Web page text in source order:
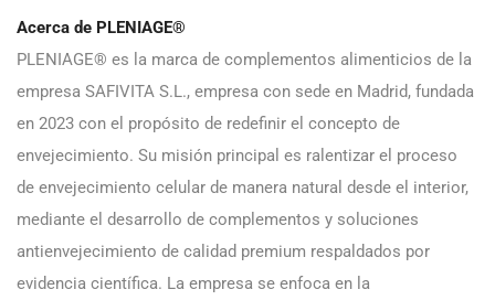
Acerca de PLENIAGE®
PLENIAGE® es la marca de complementos alimenticios de la
empresa SAFIVITA S.L., empresa con sede en Madrid, fundada
en 2023 con el propósito de redefinir el concepto de
envejecimiento. Su misión principal es ralentizar el proceso
de envejecimiento celular de manera natural desde el interior,
mediante el desarrollo de complementos y soluciones
antienvejecimiento de calidad premium respaldados por
evidencia científica. La empresa se enfoca en la